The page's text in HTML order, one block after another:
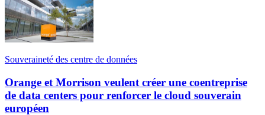
Souveraineté des centre de données
Orange et Morrison veulent créer une coentreprise
de data centers pour renforcer le cloud souverain
européen